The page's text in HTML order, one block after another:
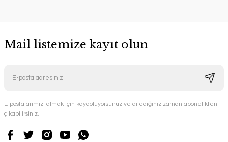
Mail listemize kayıt olun
E-postalarımızı almak için kaydoluyorsunuz ve dilediğiniz zaman abonelikten
çıkabilirsiniz.